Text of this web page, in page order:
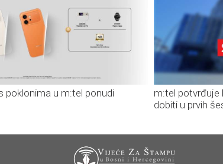
poklonima u m:tel ponudi
m:tel potvrđuje
dobiti u prvih